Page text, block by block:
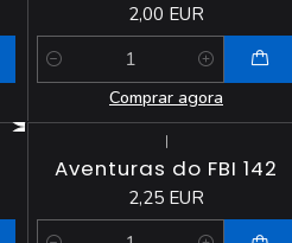
2,00 EUR
Quantidade
Comprar agora
|
Aventuras do FBI 142
2,25 EUR